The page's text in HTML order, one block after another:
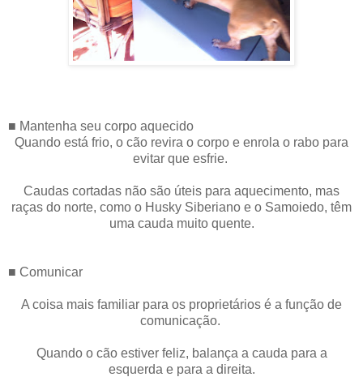
■ Mantenha seu corpo aquecido
Quando está frio, o cão revira o corpo e enrola o rabo para
evitar que esfrie.
Caudas cortadas não são úteis para aquecimento, mas
raças do norte, como o Husky Siberiano e o Samoiedo, têm
uma cauda muito quente.
■ Comunicar
A coisa mais familiar para os proprietários é a função de
comunicação.
Quando o cão estiver feliz, balança a cauda para a
esquerda e para a direita.